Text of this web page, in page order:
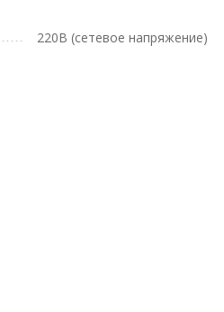
220В (сетевое напряжение)